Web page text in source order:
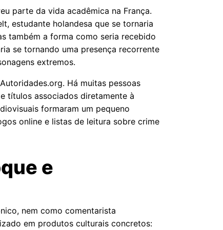
parte da vida acadêmica na França.
estudante holandesa que se tornaria
também a forma como seria recebido
se tornando uma presença recorrente
extremos.
Há muitas pessoas
títulos associados diretamente à
formaram um pequeno
online e listas de leitura sobre crime
e
nem como comentarista
em produtos culturais concretos: